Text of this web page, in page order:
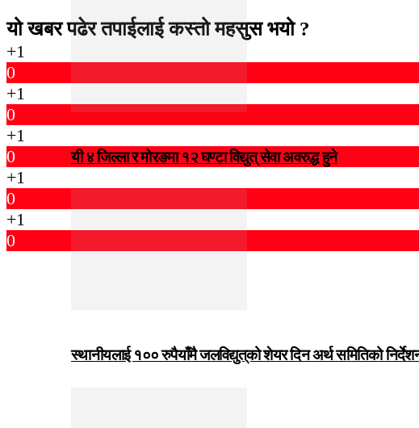
यी ४ जिल्ला र मोरङमा १२ घण्टा विद्युत् सेवा अवरुद्ध हुने
स्थानीयलाई १०० रुपैयाँमै जलविद्युत्‌को शेयर दिन अर्थ समितिको
यो खबर पढेर तपाईलाई कस्तो महसुस भयो ?
+1
0
+1
0
+1
0
+1
0
+1
0